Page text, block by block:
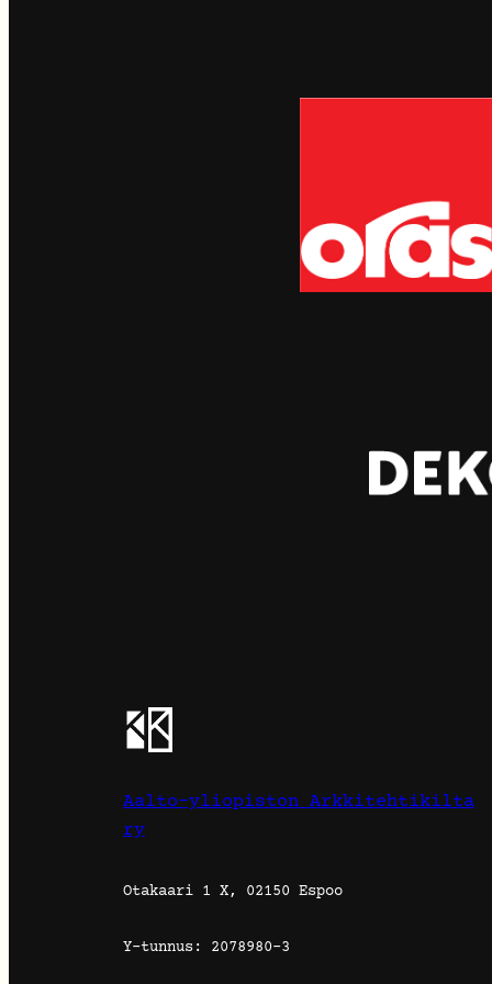
Aalto-yliopiston Arkkitehtikilta
ry
Otakaari 1 X, 02150 Espoo
Y-tunnus: 2078980-3